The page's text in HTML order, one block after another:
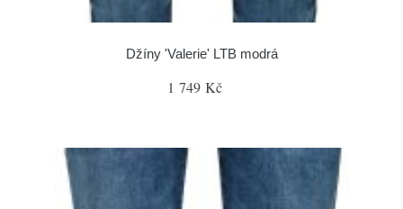
Džíny 'Valerie' LTB modrá
1 749 Kč